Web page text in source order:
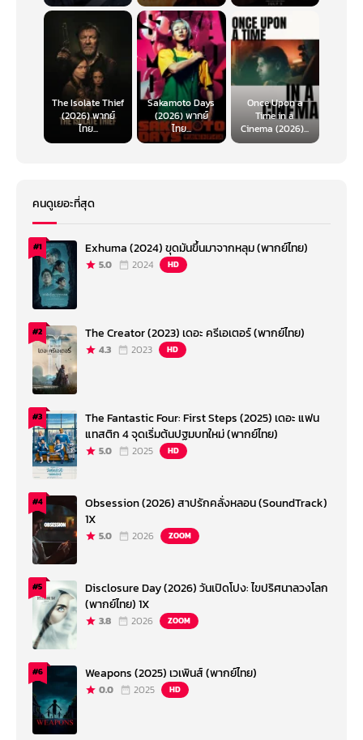
The Isolate Thief
(2026) พากย์
ไทย...
Sakamoto Days
(2026) พากย์
ไทย...
Once Upon a
Time in a
Cinema (2026)...
คนดูเยอะที่สุด
#1 Exhuma (2024) ขุดมันขึ้นมาจากหลุม (พากย์ไทย)
5.0 2024 HD
#2 The Creator (2023) เดอะ ครีเอเตอร์ (พากย์ไทย)
4.3 2023 HD
#3
The Fantastic Four: First Steps (2025) เดอะ แฟน
แทสติก 4 จุดเริ่มต้นปฐมบทใหม่ (พากย์ไทย)
5.0 2025 HD
#4
Obsession (2026) สาปรักคลั่งหลอน (SoundTrack)
1X
5.0 2026 ZOOM
#5
Disclosure Day (2026) วันเปิดโปง: ไขปริศนาลวงโลก
(พากย์ไทย) 1X
3.8 2026 ZOOM
#6 Weapons (2025) เวเพินส์ (พากย์ไทย)
0.0 2025 HD